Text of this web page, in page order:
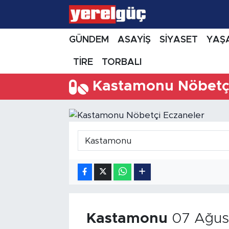
GÜNDEM ASAYİŞ SİYASET
TİRE TORBALI
Kastamonu
Kastamonu 07